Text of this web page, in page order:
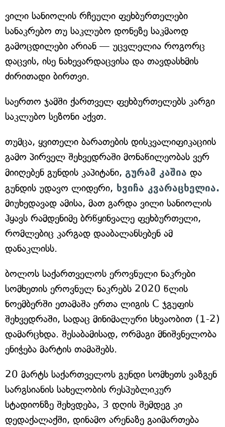
ვილი სანიოლის რჩეული ფეხბურთელები
სანაკრებო თუ საკლუბო დონეზე საკმაოდ
გამოცდილები არიან — უცვლელია როგორც
დაცვის, ისე ნახევარდაცვისა და თავდასხმის
ძირითადი ბირთვი.
საერთო ჯამში ქართველ ფეხბურთელებს კარგი
საკლუბო სეზონი აქვთ.
თუმცა, ყვითელი ბარათების დისკვალიფიკაციის
გამო პირველ შეხვედრაში მონაწილეობას ვერ
მიიღებენ გუნდის კაპიტანი, გურამ კაშია და
გუნდის უდავო ლიდერი, ხვიჩა კვარაცხელია.
მიუხედავად ამისა, მათ გარდა ვილი სანიოლის
ჰყავს რამდენიმე ბრწყინვალე ფეხბურთელი,
რომლებიც კარგად დააბალანსებენ ამ
დანაკლისს.
ბოლოს საქართველოს ეროვნული ნაკრები
სომხეთის ეროვნულ ნაკრებს 2020 წლის
ნოემბერში ეთამაშა ერთა ლიგის C ჯგუფის
შეხვედრაში, სადაც მინიმალური სხვაობით (1-2)
დამარცხდა. შესაბამისად, ორმაგი მნიშვნელობა
ენიჭება მარტის თამაშებს.
20 მარტს საქართველოს გუნდი სომხეთს ვაზგენ
სარგსიანის სახელობის რესპუბლიკურ
სტადიონზე შეხვდება, 3 დღის შემდეგ კი
დედაქალაქში, დინამო არენაზე გაიმართება